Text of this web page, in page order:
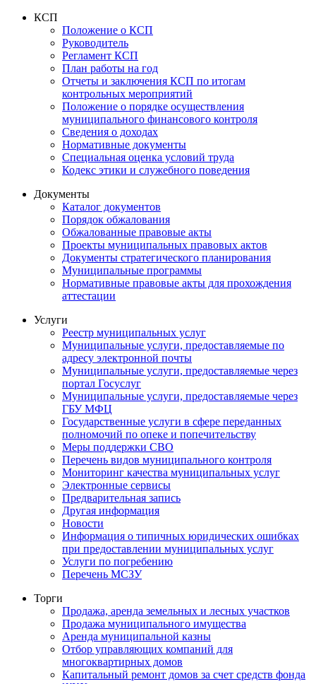
КСП
Положение о КСП
Руководитель
Регламент КСП
План работы на год
Отчеты и заключения КСП по итогам
контрольных мероприятий
Положение о порядке осуществления
муниципального финансового контроля
Сведения о доходах
Нормативные документы
Специальная оценка условий труда
Кодекс этики и служебного поведения
Документы
Каталог документов
Порядок обжалования
Обжалованные правовые акты
Проекты муниципальных правовых актов
Документы стратегического планирования
Муниципальные программы
Нормативные правовые акты для прохождения
аттестации
Услуги
Реестр муниципальных услуг
Муниципальные услуги, предоставляемые по
адресу электронной почты
Муниципальные услуги, предоставляемые через
портал Госуслуг
Муниципальные услуги, предоставляемые через
ГБУ МФЦ
Государственные услуги в сфере переданных
полномочий по опеке и попечительству
Меры поддержки СВО
Перечень видов муниципального контроля
Мониторинг качества муниципальных услуг
Электронные сервисы
Предварительная запись
Другая информация
Новости
Информация о типичных юридических ошибках
при предоставлении муниципальных услуг
Услуги по погребению
Перечень МСЗУ
Торги
Продажа, аренда земельных и лесных участков
Продажа муниципального имущества
Аренда муниципальной казны
Отбор управляющих компаний для
многоквартирных домов
Капитальный ремонт домов за счет средств фонда